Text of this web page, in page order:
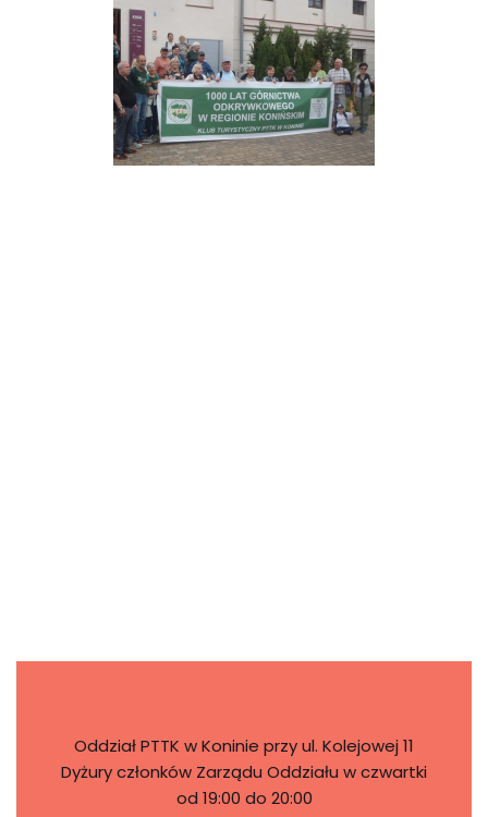
Oddział PTTK w Koninie przy ul. Kolejowej 11
Dyżury członków Zarządu Oddziału w czwartki
od 19:00 do 20:00